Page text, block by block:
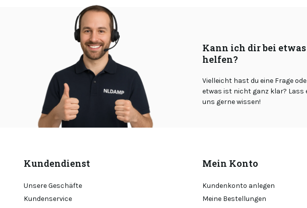
Kann ich dir bei etwas
helfen?
Vielleicht hast du eine Frage
etwas ist nicht ganz klar? Lass
uns gerne wissen!
Kundendienst
Unsere Geschäfte
Kundenservice
Mein Konto
Kundenkonto anlegen
Meine Bestellungen